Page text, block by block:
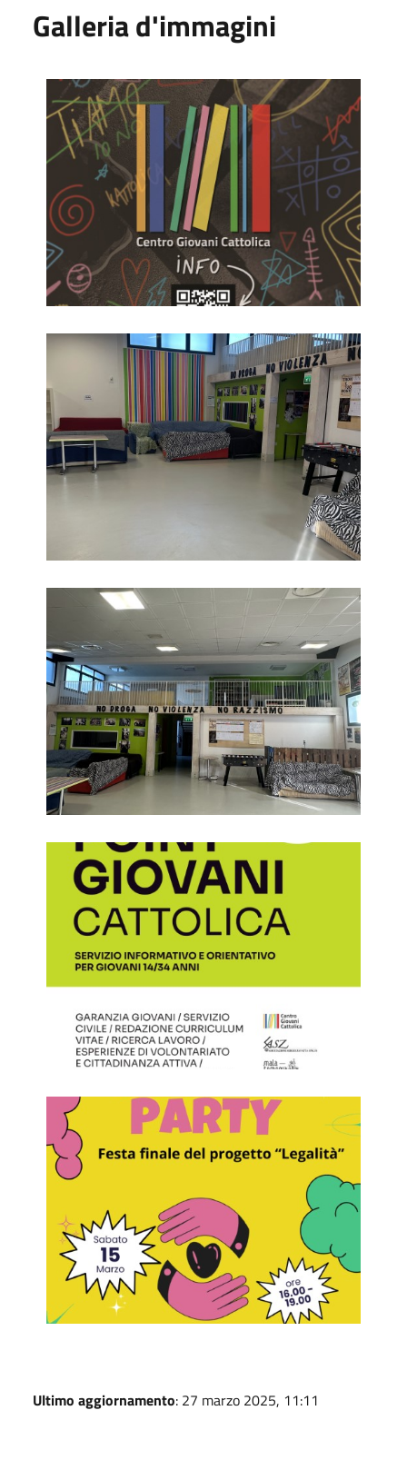
Galleria d'immagini
Cartolina CAG
Interno 1
Interno 2
Info point
Festa
Ultimo aggiornamento: 27 marzo 2025, 11:11